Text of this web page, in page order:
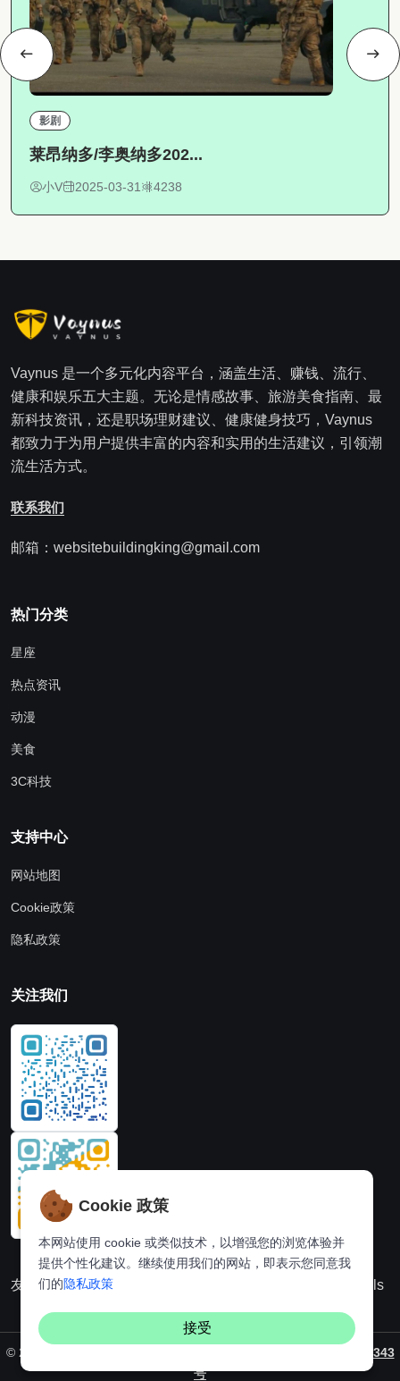
影剧
莱昂纳多/李奥纳多202...
小V 2025-03-31 4238
Vaynus 是一个多元化内容平台，涵盖生活、赚钱、流行、
健康和娱乐五大主题。无论是情感故事、旅游美食指南、最
新科技资讯，还是职场理财建议、健康健身技巧，Vaynus
都致力于为用户提供丰富的内容和实用的生活建议，引领潮
流生活方式。
联系我们
邮箱：websitebuildingking@gmail.com
热门分类
星座
热点资讯
动漫
美食
3C科技
支持中心
网站地图
Cookie政策
隐私政策
关注我们
友情链接：动漫派 Hi,online tools
© 2026. All rights reserved by
粤ICP备2024231343
号
Cookie 政策
本网站使用 cookie 或类似技术，以增强您的浏览体验并
提供个性化建议。继续使用我们的网站，即表示您同意我
们的隐私政策
接受